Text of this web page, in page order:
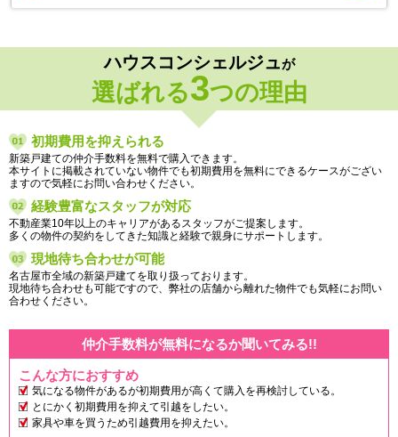
ハウスコンシェルジュが
選ばれる3つの理由
初期費用を抑えられる
新築戸建ての仲介手数料を無料で購入できます。
本サイトに掲載されていない物件でも初期費用を無料にできるケースがござい
ますので気軽にお問い合わせください。
経験豊富なスタッフが対応
不動産業10年以上のキャリアがあるスタッフがご提案します。
多くの物件の契約をしてきた知識と経験で親身にサポートします。
現地待ち合わせが可能
名古屋市全域の新築戸建てを取り扱っております。
現地待ち合わせも可能ですので、弊社の店舗から離れた物件でも気軽にお問い
合わせください。
仲介手数料が無料になるか聞いてみる!!
こんな方におすすめ
気になる物件があるが初期費用が高くて購入を再検討している。
とにかく初期費用を抑えて引越をしたい。
家具や車を買うため引越費用を抑えたい。